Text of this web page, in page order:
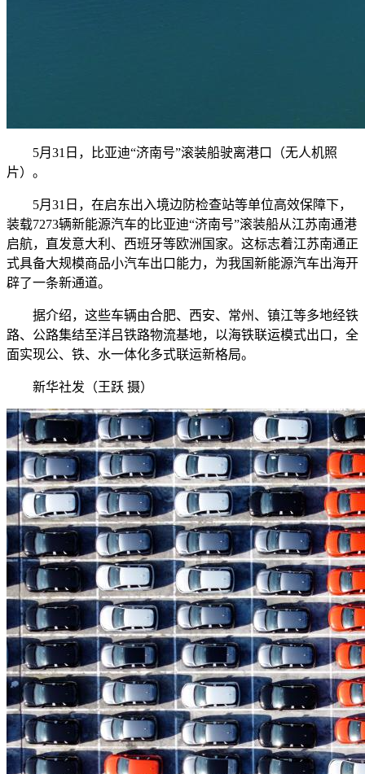
5月31日，比亚迪“济南号”滚装船驶离港口（无人机照
片）。
5月31日，在启东出入境边防检查站等单位高效保障下，
装载7273辆新能源汽车的比亚迪“济南号”滚装船从江苏南通港
启航，直发意大利、西班牙等欧洲国家。这标志着江苏南通正
式具备大规模商品小汽车出口能力，为我国新能源汽车出海开
辟了一条新通道。
据介绍，这些车辆由合肥、西安、常州、镇江等多地经铁
路、公路集结至洋吕铁路物流基地，以海铁联运模式出口，全
面实现公、铁、水一体化多式联运新格局。
新华社发（王跃 摄）